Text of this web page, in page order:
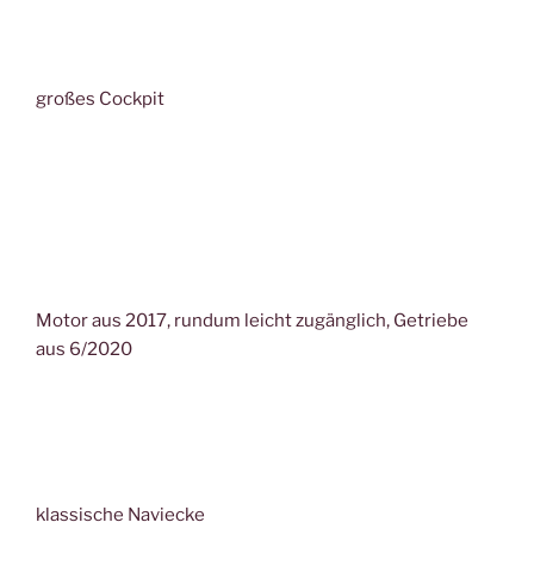
großes Cockpit
Motor aus 2017, rundum leicht zugänglich, Getriebe
aus 6/2020
klassische Naviecke